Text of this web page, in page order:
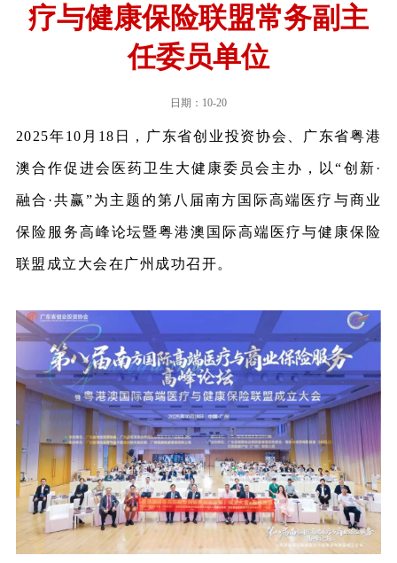
疗与健康保险联盟常务副主
任委员单位
日期：10-20
2025年10月18日，广东省创业投资协会、广东省粤港
澳合作促进会医药卫生大健康委员会主办，以“创新·
融合·共赢”为主题的第八届南方国际高端医疗与商业
保险服务高峰论坛暨粤港澳国际高端医疗与健康保险
联盟成立大会在广州成功召开。